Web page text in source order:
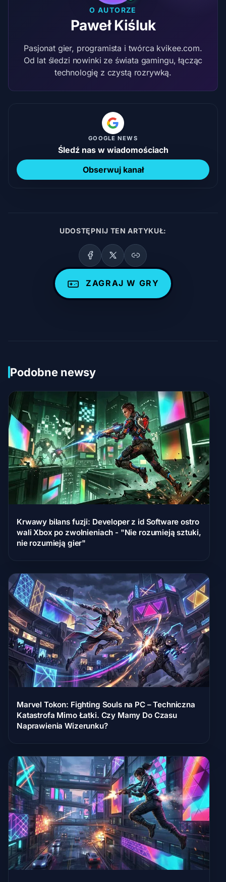
O AUTORZE
Paweł Kiśluk
Pasjonat gier, programista i twórca kvikee.com.
Od lat śledzi nowinki ze świata gamingu, łącząc
technologię z czystą rozrywką.
GOOGLE NEWS
Śledź nas w wiadomościach
Obserwuj kanał
UDOSTĘPNIJ TEN ARTYKUŁ:
ZAGRAJ W GRY
Podobne newsy
Krwawy bilans fuzji: Developer z id Software ostro
wali Xbox po zwolnieniach - "Nie rozumieją sztuki,
nie rozumieją gier"
Marvel Tokon: Fighting Souls na PC – Techniczna
Katastrofa Mimo Łatki. Czy Mamy Do Czasu
Naprawienia Wizerunku?